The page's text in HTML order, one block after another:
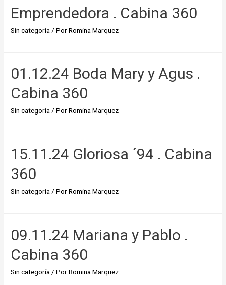
Emprendedora . Cabina 360
Sin categoría / PorRomina Marquez
01.12.24 Boda Mary y Agus .
Cabina 360
Sin categoría/ PorRomina Marquez
15.11.24 Gloriosa ´94 . Cabina
360
Sin categoría / PorRomina Marquez
09.11.24 Mariana y Pablo .
Cabina 360
Sin categoría / PorRomina Marquez